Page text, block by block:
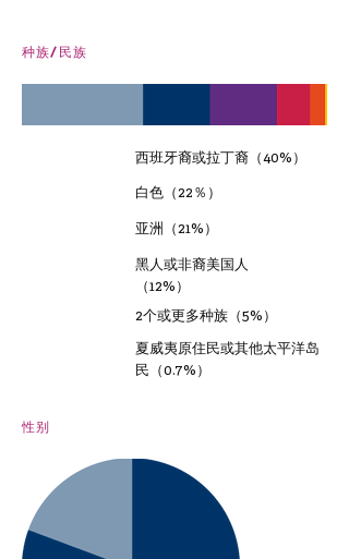
种族/民族
西班牙裔或拉丁裔（40%）
白色（22％）
亚洲（21%）
黑人或非裔美国人
（12%）
2个或更多种族（5%）
夏威夷原住民或其他太平洋岛
民（0.7%）
性别